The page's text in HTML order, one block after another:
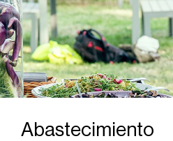
Abastecimiento